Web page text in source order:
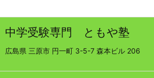
中学受験専門 ともや塾
広島県 三原市 円一町 3-5-7 森本ビル 206